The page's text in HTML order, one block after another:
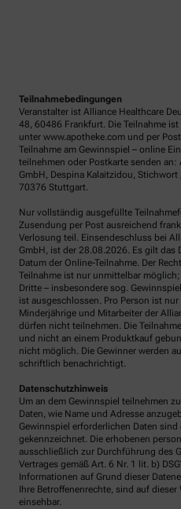
Teilnahmebedingungen
Veranstalter ist Alliance Healthcare
48, 60486 Frankfurt. Die Teilnahme
unter www.apotheke.com und per
Teilnahme am Gewinnspiel – online
teilnehmen oder Postkarte senden an:
GmbH, Despina Kalaitzidou, Stichwort
70376 Stuttgart.
Nur vollständig ausgefüllte
Zusendung per Post ausreichend
Verlosung teil. Einsendeschluss bei
GmbH, ist der 28.08.2026. Es gilt das
Datum der Online-Teilnahme. Der
Teilnahme ist nur unmittelbar
Dritte – insbesondere sog.
ist ausgeschlossen. Pro Person ist
Minderjährige und Mitarbeiter der
dürfen nicht teilnehmen. Die
und nicht an einem Produktkauf
nicht möglich. Die Gewinner werden
schriftlich benachrichtigt.
Datenschutzhinweis
Um an dem Gewinnspiel teilnehmen
Daten, wie Name und Adresse
Gewinnspiel erforderlichen Daten
gekennzeichnet. Die erhobenen
ausschließlich zur Durchführung des
Vertrages gemäß Art. 6 Nr. 1 lit. b)
Informationen auf Grund dieser
Ihre Betroffenenrechte, sind auf
einsehbar.